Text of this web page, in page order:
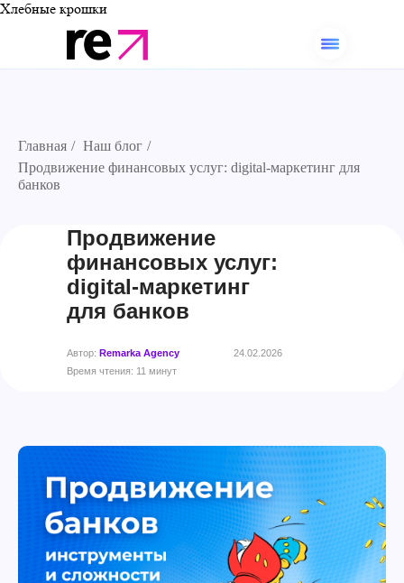
Хлебные крошки
Главная / Наш блог /
Продвижение финансовых услуг: digital-маркетинг для
банков
Продвижение
финансовых услуг:
digital-маркетинг
для банков
Автор: Remarka Agency
24.02.2026
Время чтения: 11 минут